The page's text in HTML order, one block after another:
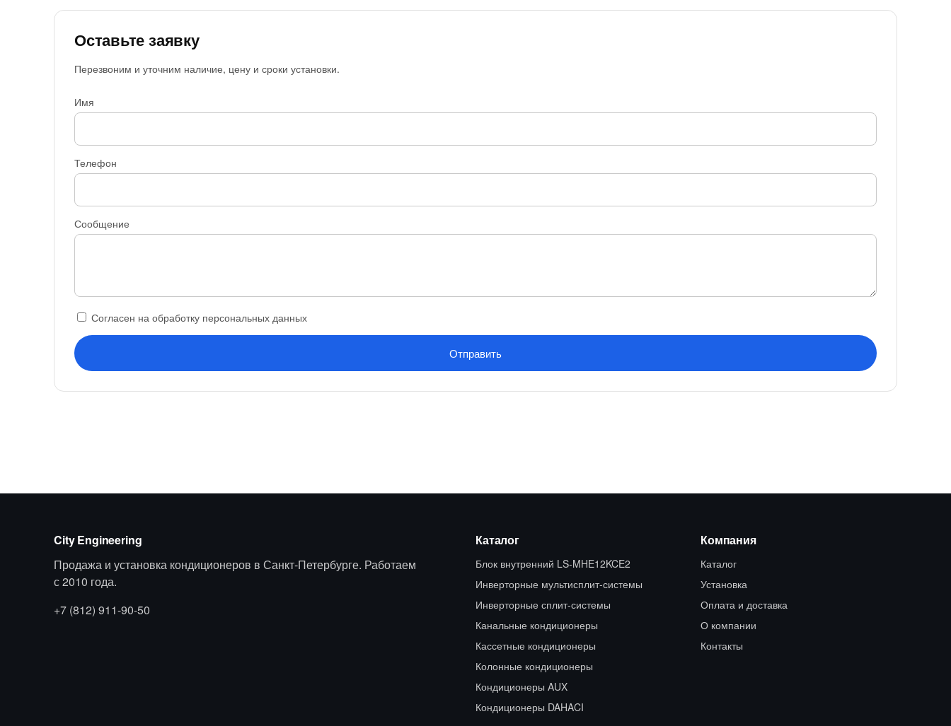
Оставьте заявку
Перезвоним и уточним наличие, цену и сроки установки.
Имя
Телефон
Сообщение
Согласен на обработку персональных данных
Отправить
City Engineering
Продажа и установка кондиционеров в Санкт-Петербурге. Работаем
с 2010 года.
+7 (812) 911-90-50
Каталог
Блок внутренний LS-MHE12KCE2
Инверторные мультисплит-системы
Инверторные сплит-системы
Канальные кондиционеры
Кассетные кондиционеры
Колонные кондиционеры
Кондиционеры AUX
Кондиционеры DAHACI
Компания
Каталог
Установка
Оплата и доставка
О компании
Контакты